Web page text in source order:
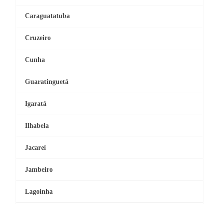
Caraguatatuba
Cruzeiro
Cunha
Guaratinguetá
Igaratá
Ilhabela
Jacareí
Jambeiro
Lagoinha